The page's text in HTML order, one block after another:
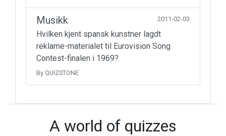
Musikk 2011-02-03
Hvilken kjent spansk kunstner lagdt
reklame-materialet til Eurovision Song
Contest-finalen i 1969?
By QUIZSTONE
A world of quizzes